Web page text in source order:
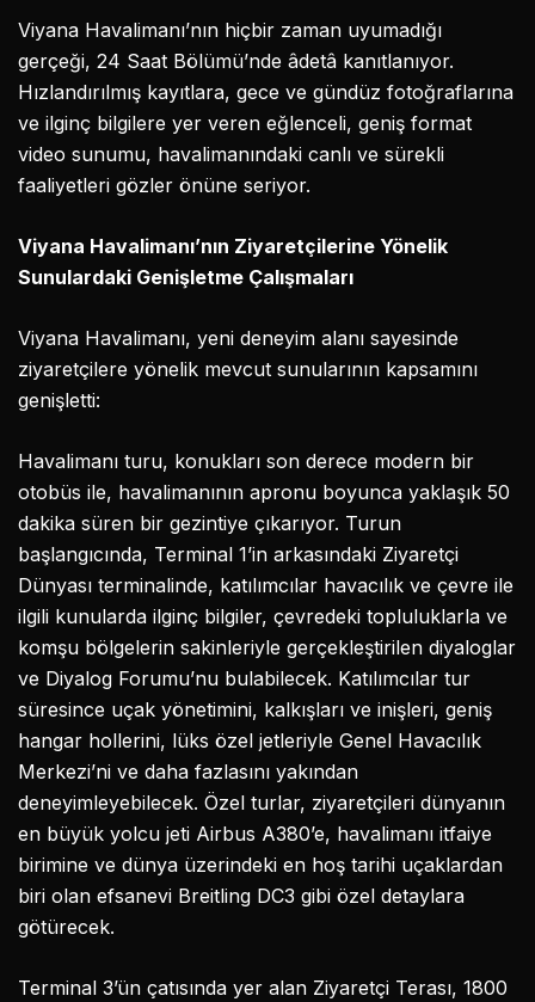
Viyana Havalimanı’nın hiçbir zaman uyumadığı
gerçeği, 24 Saat Bölümü’nde âdetâ kanıtlanıyor.
Hızlandırılmış kayıtlara, gece ve gündüz fotoğraflarına
ve ilginç bilgilere yer veren eğlenceli, geniş format
video sunumu, havalimanındaki canlı ve sürekli
faaliyetleri gözler önüne seriyor.
Viyana Havalimanı’nın Ziyaretçilerine Yönelik
Sunulardaki Genişletme Çalışmaları
Viyana Havalimanı, yeni deneyim alanı sayesinde
ziyaretçilere yönelik mevcut sunularının kapsamını
genişletti:
Havalimanı turu, konukları son derece modern bir
otobüs ile, havalimanının apronu boyunca yaklaşık 50
dakika süren bir gezintiye çıkarıyor. Turun
başlangıcında, Terminal 1’in arkasındaki Ziyaretçi
Dünyası terminalinde, katılımcılar havacılık ve çevre ile
ilgili kunularda ilginç bilgiler, çevredeki topluluklarla ve
komşu bölgelerin sakinleriyle gerçekleştirilen diyaloglar
ve Diyalog Forumu’nu bulabilecek. Katılımcılar tur
süresince uçak yönetimini, kalkışları ve inişleri, geniş
hangar hollerini, lüks özel jetleriyle Genel Havacılık
Merkezi’ni ve daha fazlasını yakından
deneyimleyebilecek. Özel turlar, ziyaretçileri dünyanın
en büyük yolcu jeti Airbus A380’e, havalimanı itfaiye
birimine ve dünya üzerindeki en hoş tarihi uçaklardan
biri olan efsanevi Breitling DC3 gibi özel detaylara
götürecek.
Terminal 3’ün çatısında yer alan Ziyaretçi Terası, 1800